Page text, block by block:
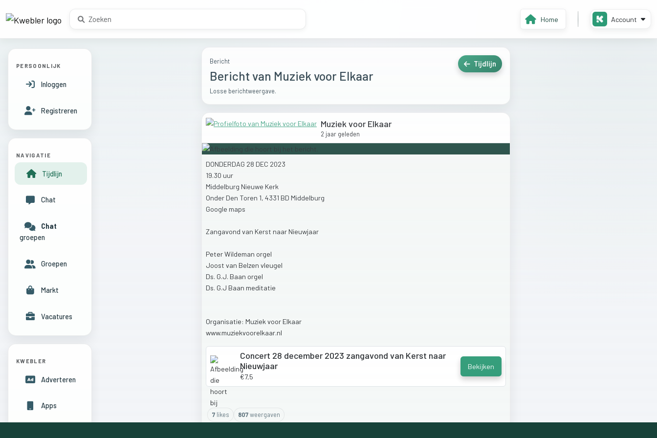
Home Account
Bericht
Bericht van Muziek voor Elkaar
Losse berichtweergave.
Tijdlijn
Muziek voor Elkaar
2 jaar geleden
DONDERDAG 28 DEC 2023
19.30 uur
Middelburg Nieuwe Kerk
Onder Den Toren 1, 4331 BD Middelburg
Google maps
Zangavond van Kerst naar Nieuwjaar
PeterWildeman orgel
Joost van Belzen vleugel
Ds. G.J. Baan orgel
Ds. G.J Baan meditatie
Organisatie: Muziek voor Elkaar
www.muziekvoorelkaar.nl
Concert 28 december 2023 zangavond van Kerst naar
Nieuwjaar
€7,5
Bekijken
7likes 807weergaven
PERSOONLIJK
Inloggen
Registreren
NAVIGATIE
Tijdlijn
Chat
Chat
groepen
Groepen
Markt
Vacatures
KWEBLER
Adverteren
Apps